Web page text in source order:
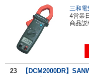
三和電
4営業
商品説
23
【DCM2000DR】